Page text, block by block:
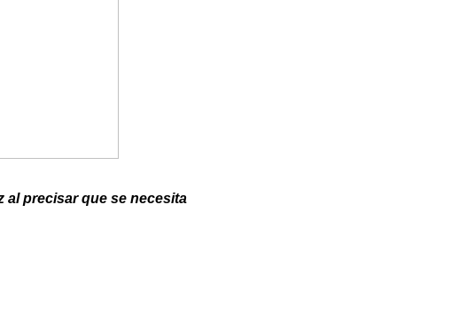
al precisar que se necesita